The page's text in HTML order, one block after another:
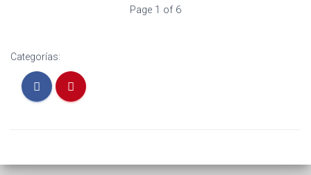
Page 1 of 6
Categorías: